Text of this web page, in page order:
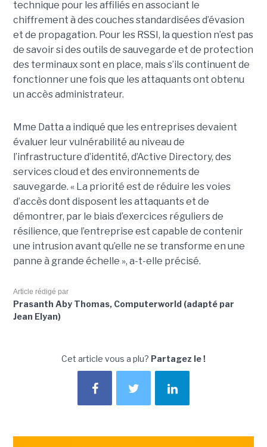
technique pour les affiliés en associant le
chiffrement à des couches standardisées d’évasion
et de propagation. Pour les RSSI, la question n’est pas
de savoir si des outils de sauvegarde et de protection
des terminaux sont en place, mais s’ils continuent de
fonctionner une fois que les attaquants ont obtenu
un accès administrateur.
Mme Datta a indiqué que les entreprises devaient
évaluer leur vulnérabilité au niveau de
l’infrastructure d’identité, d’Active Directory, des
services cloud et des environnements de
sauvegarde. « La priorité est de réduire les voies
d’accès dont disposent les attaquants et de
démontrer, par le biais d’exercices réguliers de
résilience, que l’entreprise est capable de contenir
une intrusion avant qu’elle ne se transforme en une
panne à grande échelle », a-t-elle précisé.
Article rédigé par
Prasanth Aby Thomas, Computerworld (adapté par
Jean Elyan)
Cet article vous a plu? Partagez le !